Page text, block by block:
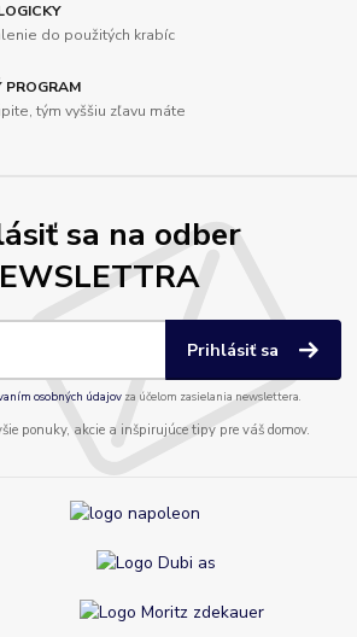
do použitých krabíc
PROGRAM
tým vyššiu zľavu máte
sa na odber
Prihlásiť sa
osobných údajov za účelom zasielania newslettera.
ponuky, akcie a inšpirujúce tipy pre váš domov.